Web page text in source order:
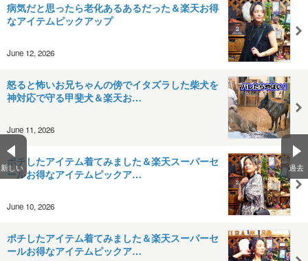
新しい 過去
病気だと思ったら老化あるあるだった＆楽天お得
なアイテムピックアップ
June 12, 2026
怒ると怖いお兄ちゃんの傍でイタズラした柴犬を
神対応で守る甲斐犬＆楽天お…
June 11, 2026
ポチしたアイテム着てみました＆楽天スーパーセ
ールお得なアイテムピックア…
June 10, 2026
ポチしたアイテム着てみました＆楽天スーパーセ
ールお得なアイテムピックア…